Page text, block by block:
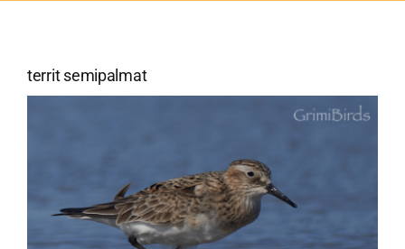
territ semipalmat